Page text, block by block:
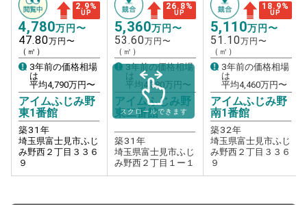
2.9%
UP
4,780万円〜
47.80万円〜
（㎡）
3年前の価格相場
は
平均4,790万円〜
アイムふじみ野
東1番館
築31 年
埼玉県富士見市ふじ
み野西２丁目３３６
９
26.8%
UP
5,360万円〜
53.60万円〜
（㎡）
3年前の価格相場
は
平均4,380万円〜
アイムふじみ野
東二番館
築31 年
埼玉県富士見市ふじ
み野西２丁目１ー１
18.9%
UP
5,110万円〜
51.10万円〜
（㎡）
3年前の価格相場
は
平均4,460万円〜
アイムふじみ野
南1番館
築32年
埼玉県富士見市ふじ
み野西２丁目３３６
９
スクロールできます